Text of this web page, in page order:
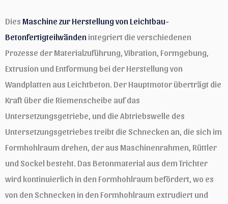
Dies Maschine zur Herstellung von Leichtbau-
Betonfertigteilwänden integriert die verschiedenen
Prozesse der Materialzuführung, Vibration, Formgebung,
Extrusion und Entformung bei der Herstellung von
Wandplatten aus Leichtbeton. Der Hauptmotor überträgt die
Kraft über die Riemenscheibe auf das
Untersetzungsgetriebe, und die Abtriebswelle des
Untersetzungsgetriebes treibt die Schnecken an, die sich im
Formhohlraum drehen, der aus Maschinenrahmen, Rüttler
und Sockel besteht. Das Betonmaterial aus dem Trichter
wird kontinuierlich in den Formhohlraum befördert, wo es
von den Schnecken in den Formhohlraum extrudiert und